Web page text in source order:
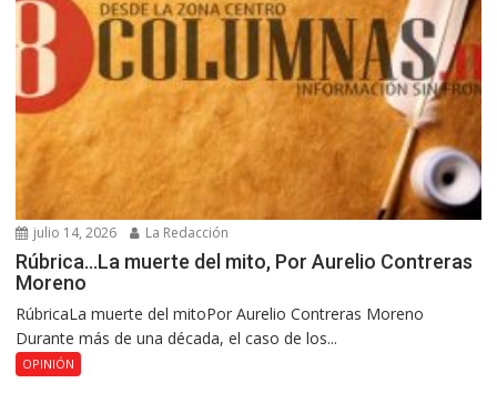
julio 14, 2026 La Redacción
Rúbrica…La muerte del mito, Por Aurelio Contreras
Moreno
RúbricaLa muerte del mitoPor Aurelio Contreras Moreno
Durante más de una década, el caso de los...
OPINIÓN